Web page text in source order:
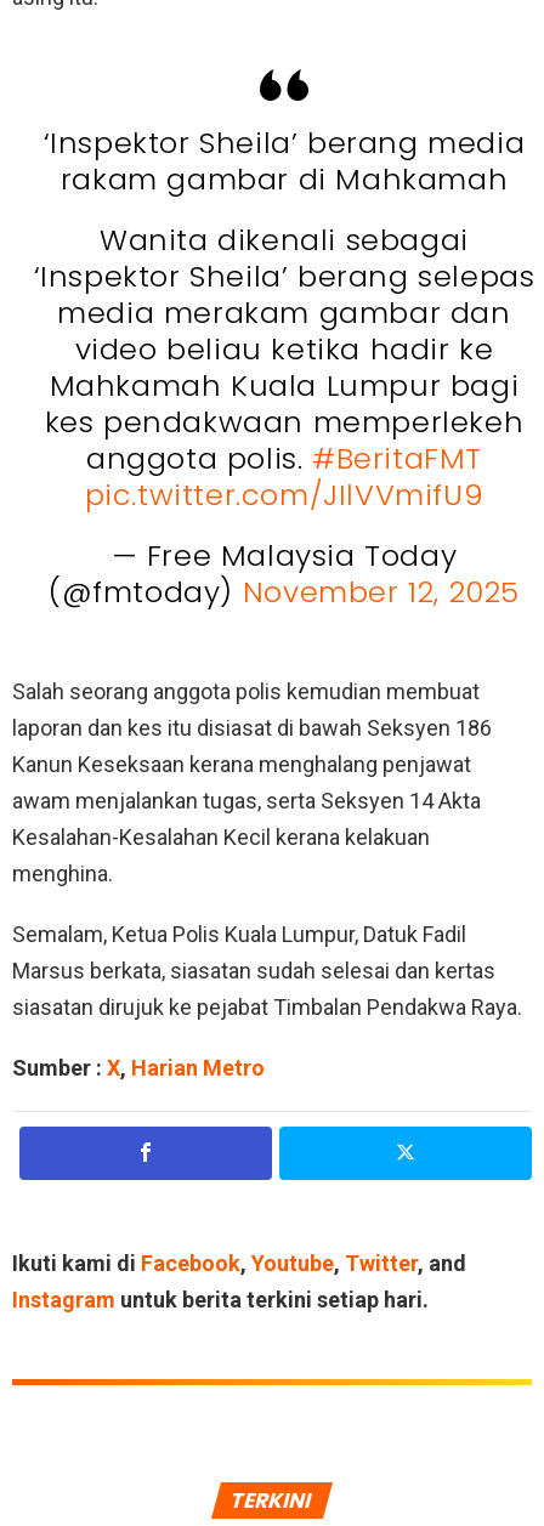
‘Inspektor Sheila’ berang media
rakam gambar di Mahkamah
Wanita dikenali sebagai
‘Inspektor Sheila’ berang selepas
media merakam gambar dan
video beliau ketika hadir ke
Mahkamah Kuala Lumpur bagi
kes pendakwaan memperlekeh
anggota polis. #BeritaFMT
pic.twitter.com/JIlVVmifU9
— Free Malaysia Today
(@fmtoday) November 12, 2025
Salah seorang anggota polis kemudian membuat
laporan dan kes itu disiasat di bawah Seksyen 186
Kanun Keseksaan kerana menghalang penjawat
awam menjalankan tugas, serta Seksyen 14 Akta
Kesalahan-Kesalahan Kecil kerana kelakuan
menghina.
Semalam, Ketua Polis Kuala Lumpur, Datuk Fadil
Marsus berkata, siasatan sudah selesai dan kertas
siasatan dirujuk ke pejabat Timbalan Pendakwa Raya.
Sumber : X, Harian Metro
Ikuti kami di Facebook, Youtube, Twitter, and
Instagram untuk berita terkini setiap hari.
TERKINI